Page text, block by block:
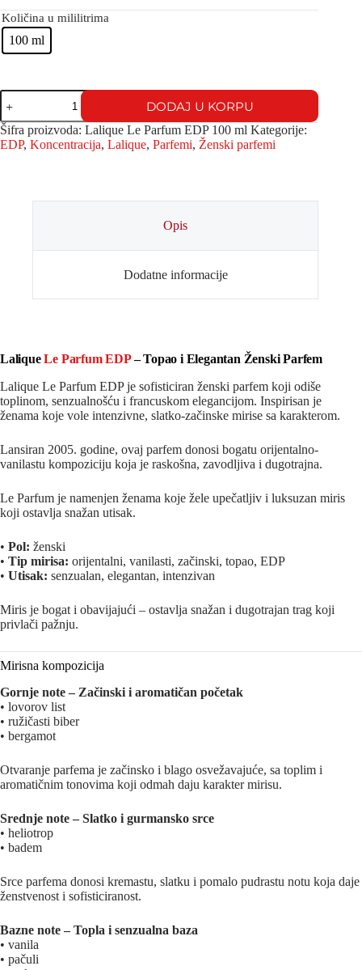
Količina u mililitrima
100 ml
DODAJ U KORPU
Šifra proizvoda: Lalique Le Parfum EDP 100 ml Kategorije:
EDP, Koncentracija, Lalique, Parfemi, Ženski parfemi
Opis
Dodatne informacije
Lalique Le Parfum EDP– Topao i Elegantan Ženski Parfem
Lalique Le Parfum EDP je sofisticiran ženski parfem koji odiše
toplinom, senzualnošću i francuskom elegancijom. Inspirisan je
ženama koje vole intenzivne, slatko-začinske mirise sa karakterom.
Lansiran 2005. godine, ovaj parfem donosi bogatu orijentalno-
vanilastu kompoziciju koja je raskošna, zavodljiva i dugotrajna.
Le Parfum je namenjen ženama koje žele upečatljiv i luksuzan miris
koji ostavlja snažan utisak.
• Pol: ženski
• Tip mirisa: orijentalni, vanilasti, začinski, topao, EDP
• Utisak: senzualan, elegantan, intenzivan
Miris je bogat i obavijajući – ostavlja snažan i dugotrajan trag koji
privlači pažnju.
Mirisna kompozicija
Gornje note – Začinski i aromatičan početak
• lovorov list
• ružičasti biber
• bergamot
Otvaranje parfema je začinsko i blago osvežavajuće, sa toplim i
aromatičnim tonovima koji odmah daju karakter mirisu.
Srednje note – Slatko i gurmansko srce
• heliotrop
• badem
Srce parfema donosi kremastu, slatku i pomalo pudrastu notu koja daje
ženstvenost i sofisticiranost.
Bazne note – Topla i senzualna baza
• vanila
• pačuli